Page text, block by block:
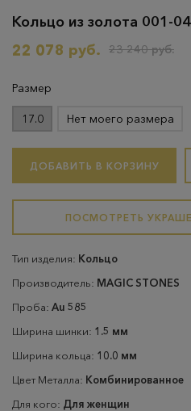
Кольцо из золота 001-
22 078 руб.
23 240 руб.
Размер
17.0 Нет моего размера
ДОБАВИТЬ В КОРЗИНУ
ПОСМОТРЕТЬ
Тип изделия: Кольцо
Производитель: MAGIC STONES
Проба: Au 585
Ширина шинки: 1.5 мм
Ширина кольца: 10.0 мм
Цвет Металла: Комбинированное
Для кого: Для женщин